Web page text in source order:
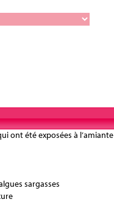
ont été exposées à l’amiante
sargasses